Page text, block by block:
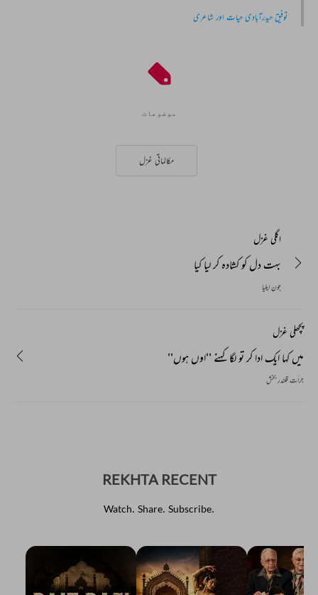
توفیق حیدرآبادی حیات اور شاعری
موضوعات
مکالماتی غزل
اگلی غزل
بہت دل کو کشادہ کر لیا کیا
جون ایلیا
پچھلی غزل
میں کہا ایک ادا کر تو لگا کہنے ''اوں ہوں''
جرأت قلندر بخش
REKHTA RECENT
Watch. Share. Subscribe.